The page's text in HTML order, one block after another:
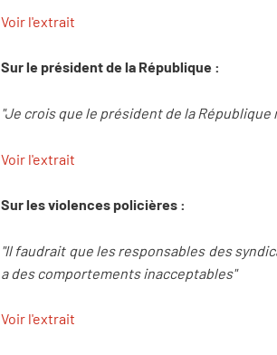
Voir l'extrait
Sur le président de la République :
"Je crois que le président de la
Voir l'extrait
Sur les violences policières :
"Il faudrait que les responsables des
a des comportements inacceptables"
Voir l'extrait